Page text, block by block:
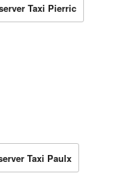
Taxi Pierric
Taxi Paulx